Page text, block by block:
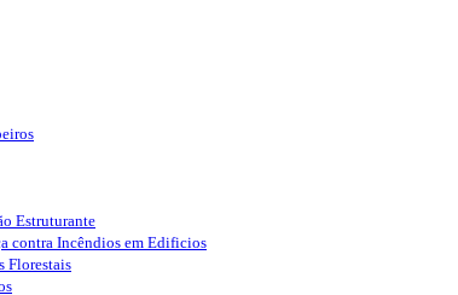
Estruturante
contra Incêndios em Edificios
Florestais